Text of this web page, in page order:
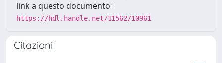
link a questo documento:
https://hdl.handle.net/11562/10961
Citazioni